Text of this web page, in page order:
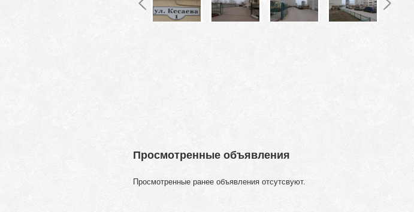
Просмотренные объявления
Просмотренные ранее объявления отсутсвуют.